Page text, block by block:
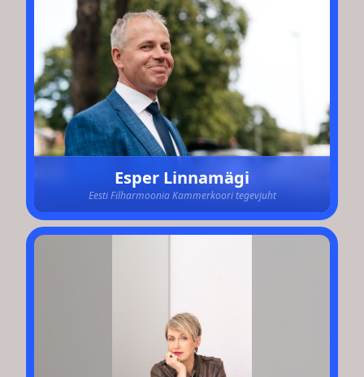
Esper Linnamägi
Eesti Filharmoonia Kammerkoori tegevjuht